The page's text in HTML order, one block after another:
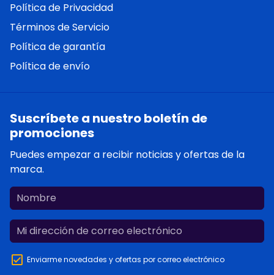
Política de Privacidad
Términos de Servicio
Política de garantía
Política de envío
Suscríbete a nuestro boletín de
promociones
Puedes empezar a recibir noticias y ofertas de la
marca.
Enviarme novedades y ofertas por correo electrónico